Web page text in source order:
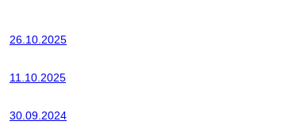
26.10.2025
11.10.2025
30.09.2024